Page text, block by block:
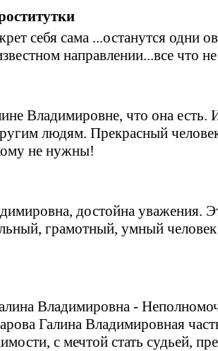
себя сама ...останутся одни
направлении...все что
Владимировне, что она есть.
людям. Прекрасный
не нужны!
достойна уважения.
грамотный, умный
Владимировна -
Галина Владимировная
с мечтой стать судьей,